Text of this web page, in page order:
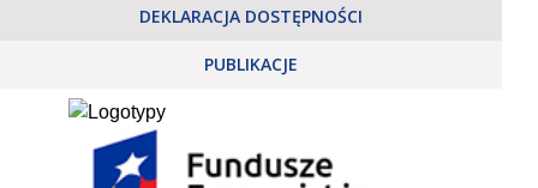
DEKLARACJA DOSTĘPNOŚCI
PUBLIKACJE